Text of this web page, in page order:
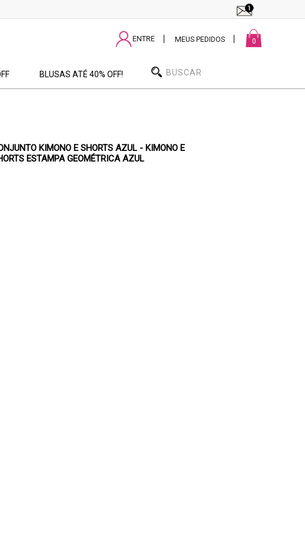
ACIMA DE R$ 259,99
ENTRE MEUS PEDIDOS 0
BLUSAS ATÉ 40% OFF!
KIMONO E SHORTS AZUL - KIMONO E
ESTAMPA GEOMÉTRICA AZUL